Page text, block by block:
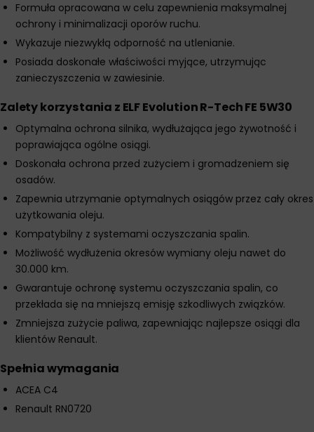
Formuła opracowana w celu zapewnienia maksymalnej
ochrony i minimalizacji oporów ruchu.
Wykazuje niezwykłą odporność na utlenianie.
Posiada doskonałe właściwości myjące, utrzymując
zanieczyszczenia w zawiesinie.
Zalety korzystania z ELF Evolution R-Tech FE 5W30
Optymalna ochrona silnika, wydłużająca jego żywotność i
poprawiająca ogólne osiągi.
Doskonała ochrona przed zużyciem i gromadzeniem się
osadów.
Zapewnia utrzymanie optymalnych osiągów przez cały okres
użytkowania oleju.
Kompatybilny z systemami oczyszczania spalin.
Możliwość wydłużenia okresów wymiany oleju nawet do
30.000 km.
Gwarantuje ochronę systemu oczyszczania spalin, co
przekłada się na mniejszą emisję szkodliwych związków.
Zmniejsza zużycie paliwa, zapewniając najlepsze osiągi dla
klientów Renault.
Spełnia wymagania
ACEA C4
Renault RN0720